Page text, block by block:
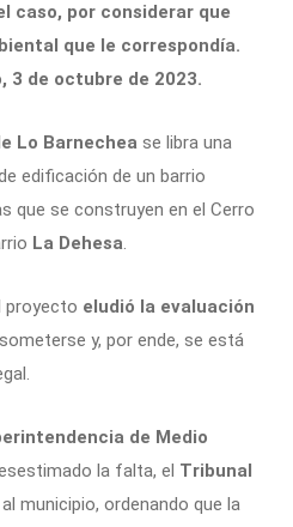
caso, por considerar que
que le correspondía.
3 de octubre de 2023.
Lo Barnechea se libra una
edificación de un barrio
que se construyen en el Cerro
La Dehesa.
proyecto eludió la evaluación
y, por ende, se está
de Medio
la falta, el Tribunal
municipio, ordenando que la